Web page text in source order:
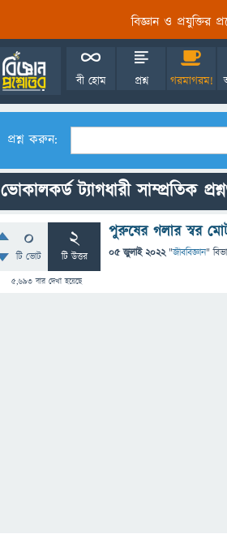
বিজ্ঞান ও প্রযুক্তির
বী হোম প্রশ্ন গরমাগরম!
প্রশ্ন করুন:
ভোকালকর্ড ট্যাগধারী সাম্প্রতিক
0
টি ভোট
2
টি উত্তর
5,693 বার দেখা হয়েছে
পুরুষের গলার স্বর
05 জুলাই 2022 "জীববিজ্ঞান"